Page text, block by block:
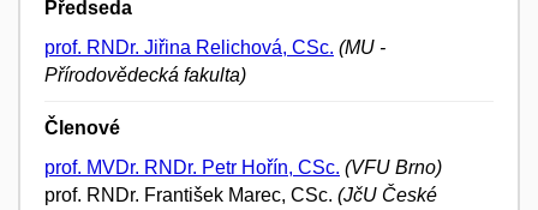
Předseda
prof. RNDr. Jiřina Relichová, CSc. (MU -
Přírodovědecká fakulta)
Členové
prof. MVDr. RNDr. Petr Hořín, CSc. (VFU Brno)
prof. RNDr. František Marec, CSc. (JčU České